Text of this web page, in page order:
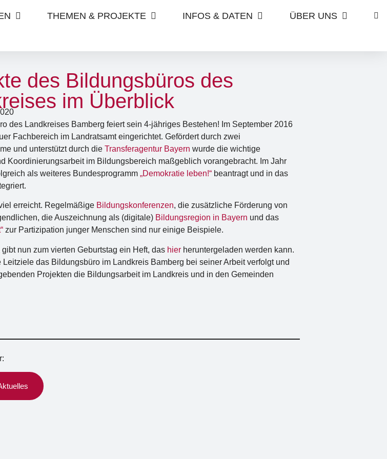
THEMEN & PROJEKTE INFOS & DATEN ÜBER UNS
des Bildungsbüros des
im Überblick
des Landkreises Bamberg feiert sein 4-jähriges Bestehen! Im September 2016
Fachbereich im Landratsamt eingerichtet. Gefördert durch zwei
und unterstützt durch die Transferagentur Bayern wurde die wichtige
Koordinierungsarbeit im Bildungsbereich maßgeblich vorangebracht. Im Jahr
als weiteres Bundesprogramm „Demokratie leben!“beantragt und in das
erreicht. Regelmäßige Bildungskonferenzen, die zusätzliche Förderung von
die Auszeichnung als (digitale) Bildungsregion in Bayern und das
zur Partizipation junger Menschen sind nur einige Beispiele.
nun zum vierten Geburtstag ein Heft, das hierheruntergeladen werden kann.
Leitziele das Bildungsbüro im Landkreis Bamberg bei seiner Arbeit verfolgt und
Projekten die Bildungsarbeit im Landkreis und in den Gemeinden